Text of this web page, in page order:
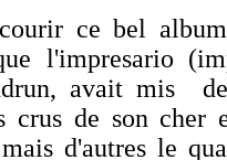
ce bel
l'impresario
avait mis
crus de son
d'autres le